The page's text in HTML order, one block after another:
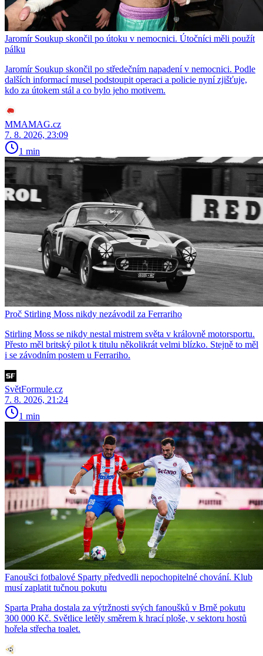
Jaromír Soukup skončil po útoku v nemocnici. Útočníci měli použít
pálku
Jaromír Soukup skončil po středečním napadení v nemocnici. Podle
dalších informací musel podstoupit operaci a policie nyní zjišťuje,
kdo za útokem stál a co bylo jeho motivem.
MMAMAG.cz
7. 8. 2026, 23:09
1 min
Proč Stirling Moss nikdy nezávodil za Ferrariho
Stirling Moss se nikdy nestal mistrem světa v královně motorsportu.
Přesto měl britský pilot k titulu několikrát velmi blízko. Stejně to měl
i se závodním postem u Ferrariho.
SvětFormule.cz
7. 8. 2026, 21:24
1 min
Fanoušci fotbalové Sparty předvedli nepochopitelné chování. Klub
musí zaplatit tučnou pokutu
Sparta Praha dostala za výtržnosti svých fanoušků v Brně pokutu
300 000 Kč. Světlice letěly směrem k hrací ploše, v sektoru hostů
hořela střecha toalet.